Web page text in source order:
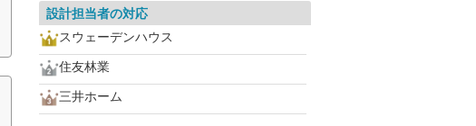
設計担当者の対応
スウェーデンハウス
住友林業
三井ホーム